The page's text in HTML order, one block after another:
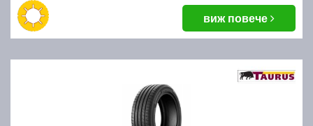
виж повече